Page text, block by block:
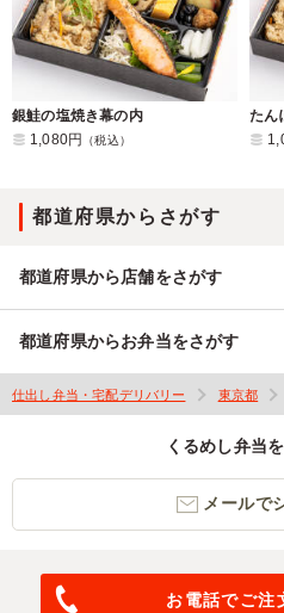
銀鮭の塩焼き幕の内
1,080円
（税込）
たん
都道府県からさがす
都道府県から店舗をさがす
都道府県からお弁当をさがす
仕出し弁当・宅配デリバリー 東京都
くるめし弁当
メールで
お電話でご注